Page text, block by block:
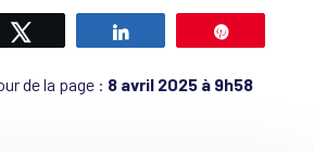
de la page : 8 avril 2025 à 9h58